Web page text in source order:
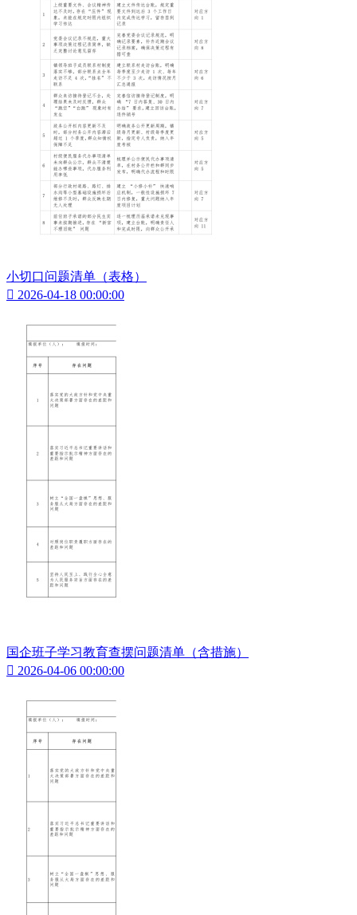
小切口问题清单（表格）
 2026-04-18 00:00:00
国企班子学习教育查摆问题清单（含措施）
 2026-04-06 00:00:00